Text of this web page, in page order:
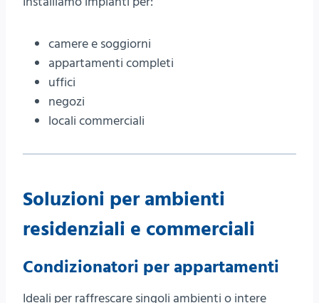
camere e soggiorni
appartamenti completi
uffici
negozi
locali commerciali
Soluzioni per ambienti
residenziali e commerciali
Condizionatori per appartamenti
Ideali per raffrescare singoli ambienti o intere